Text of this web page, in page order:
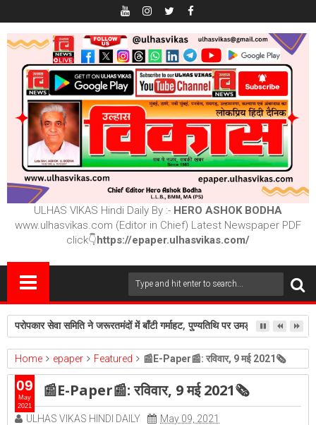
ULHAS VIKAS Hindi Daily By :- HERO ASHOK BODHA
www.ulhasvikas.com (Editor in Chief) Latest Newspaper PDF
click👇https://epaper.ulhasvikas.com/
परोपकार सेवा समिति ने जरूरतमंदों में बाँटी गर्माहट, पुण्यतिथि पर उमड़ा मानवीय सहभाव
Home epaper Featured 📰E-Paper📰: रविवार, 9 मई 2021🗞
📰E-Paper📰: रविवार, 9 मई 2021🗞
ULHAS VIKAS HINDI DAILY
May 09, 2021
09
May
2021